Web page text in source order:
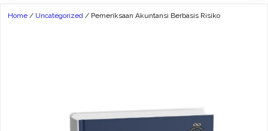
Home / Uncategorized / Pemeriksaan Akuntansi Berbasis Risiko